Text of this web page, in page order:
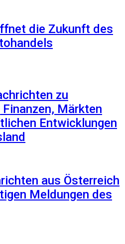
die Zukunft des
zu
Märkten
Entwicklungen
aus Österreich
Meldungen des